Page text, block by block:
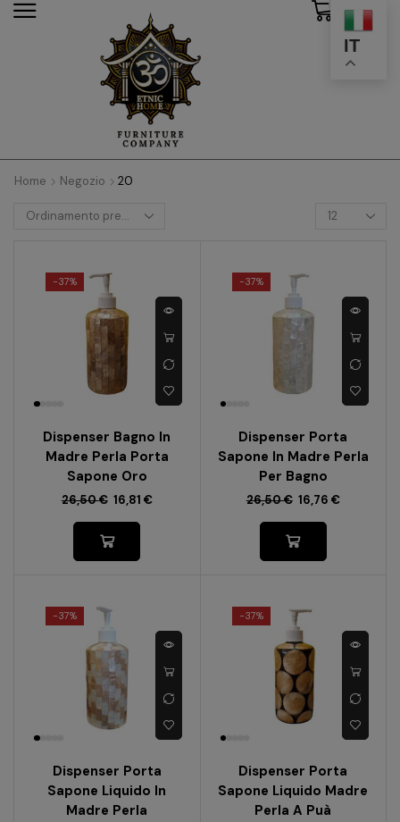
IT
Home Negozio 20
-37%
Dispenser Bagno In
Madre Perla Porta
Sapone Oro
26,50€ 16,81 €
-37%
Dispenser Porta
Sapone In Madre Perla
Per Bagno
26,50€ 16,76 €
-37%
Dispenser Porta
Sapone Liquido In
Madre Perla
-37%
Dispenser Porta
Sapone Liquido Madre
Perla A Puà